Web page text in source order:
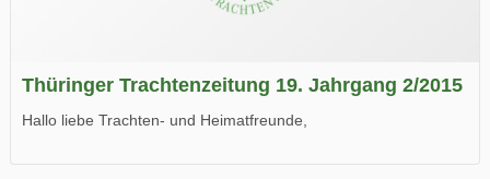
Thüringer Trachtenzeitung 19. Jahrgang 2/2015
Hallo liebe Trachten- und Heimatfreunde,